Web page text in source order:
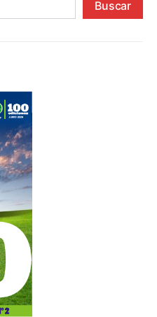
Buscar